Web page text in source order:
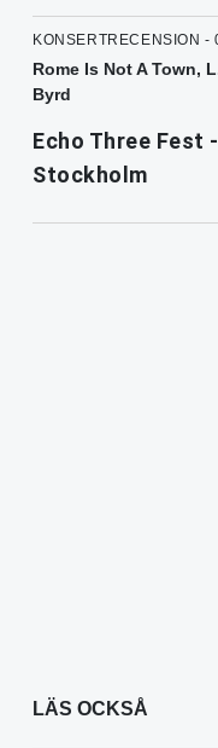
KONSERTRECENSION -
Rome Is Not A Town,
Byrd
Echo Three Fest
Stockholm
LÄS OCKSÅ